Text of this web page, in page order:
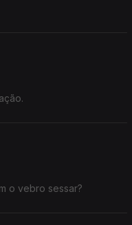
o vebro sessar?